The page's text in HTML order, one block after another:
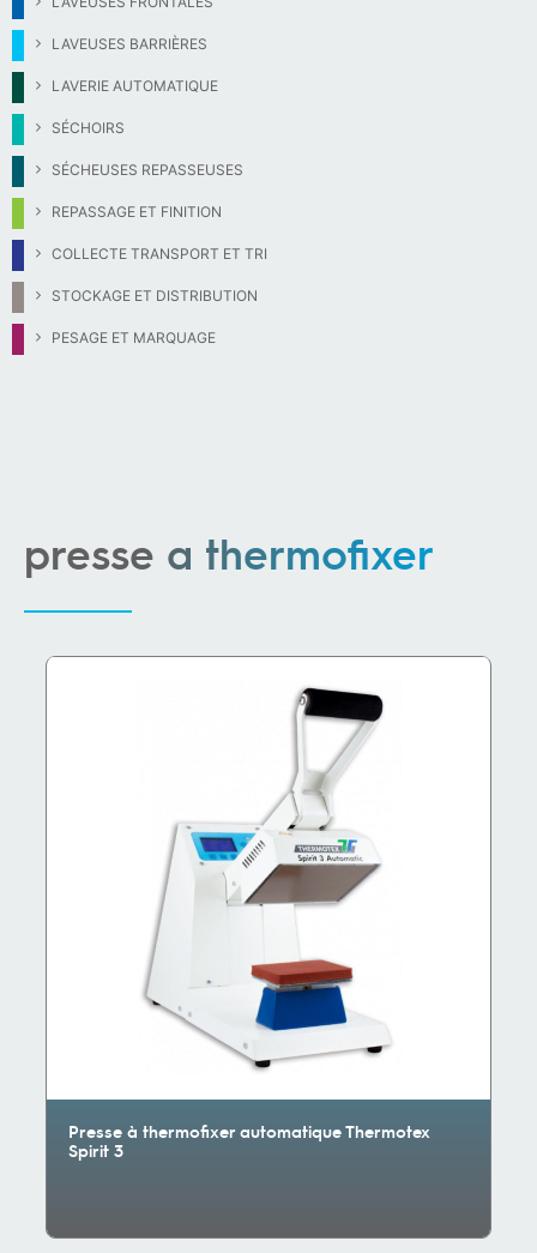
LAVEUSES BARRIÈRES
LAVERIE AUTOMATIQUE
SÉCHOIRS
SÉCHEUSES REPASSEUSES
REPASSAGE ET FINITION
COLLECTE TRANSPORT ET TRI
STOCKAGE ET DISTRIBUTION
PESAGE ET MARQUAGE
presse a thermofixer
Presse à thermofixer automatique Thermotex
Spirit 3